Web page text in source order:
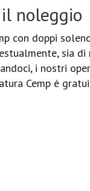
noleggio
con doppi
sia
i nostri
Cemp è